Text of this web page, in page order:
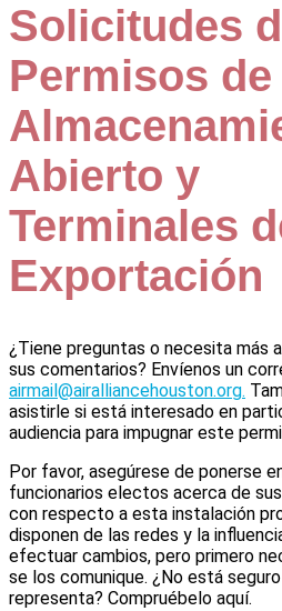
Solicitudes
Permisos de
Abierto y
Terminales
Exportación
¿Tiene preguntas o necesita más
sus comentarios? Envíenos un
airmail@airalliancehouston.org.
asistirle si está interesado en
audiencia para impugnar este
Por favor, asegúrese de ponerse
funcionarios electos acerca de
con respecto a esta instalación
disponen de las redes y la
efectuar cambios, pero primero
se los comunique. ¿No está
representa? Compruébelo aquí.